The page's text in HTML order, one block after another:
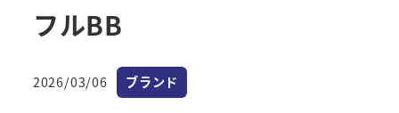
フルBB
投稿日
2026/03/06 カテゴリー
ブランド